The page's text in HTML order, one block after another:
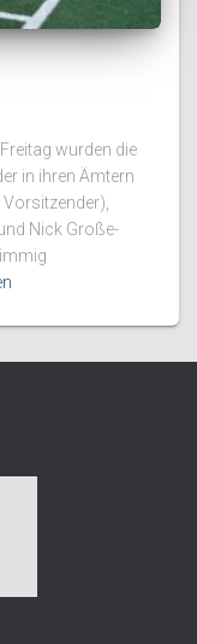
wurden die
in ihren Ämtern
Nick Große-